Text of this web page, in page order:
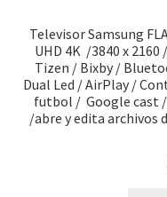
Televisor Samsung
UHD 4K /3840 x
Tizen / Bixby /
Dual Led / AirPlay /
futbol / Google cast /
/abre y edita archivos